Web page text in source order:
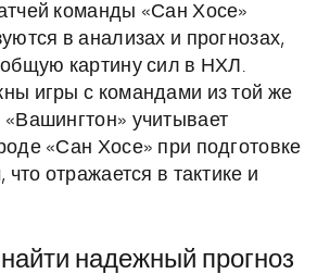
команды «Сан Хосе»
в анализах и прогнозах,
картину сил в НХЛ.
игры с командами из той же
учитывает
«Сан Хосе» при подготовке
что отражается в тактике и
надежный прогноз